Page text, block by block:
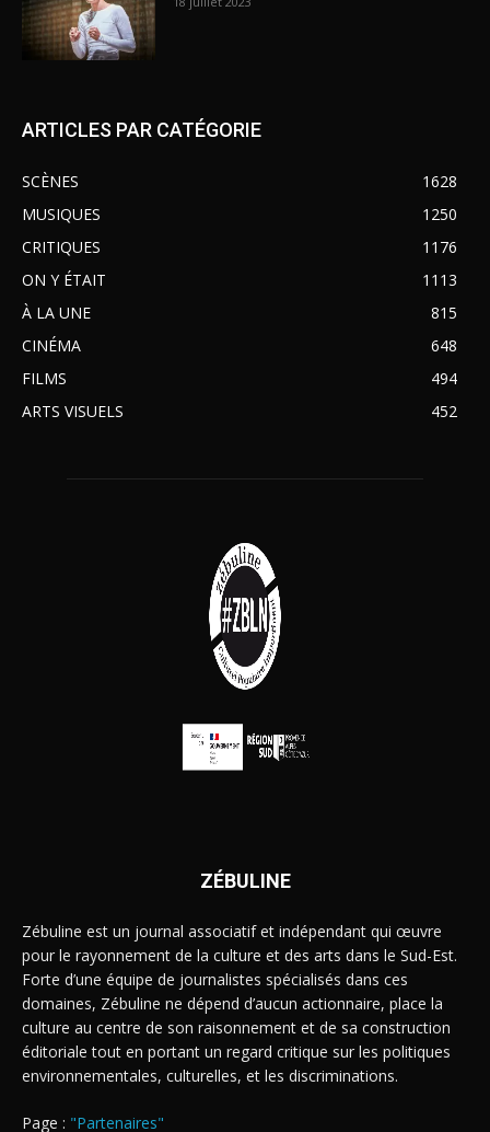
ARTICLES PAR CATÉGORIE
SCÈNES
1628
MUSIQUES
1250
CRITIQUES
1176
ON Y ÉTAIT
1113
À LA UNE
815
CINÉMA
648
FILMS
494
ARTS VISUELS
452
ZÉBULINE
Zébuline est un journal associatif et indépendant qui œuvre
pour le rayonnement de la culture et des arts dans le Sud-Est.
Forte d’une équipe de journalistes spécialisés dans ces
domaines, Zébuline ne dépend d’aucun actionnaire, place la
culture au centre de son raisonnement et de sa construction
éditoriale tout en portant un regard critique sur les politiques
environnementales, culturelles, et les discriminations.
Page : "Partenaires"